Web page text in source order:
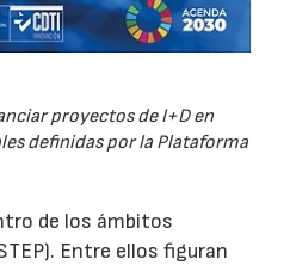
proyectos de I+D en
definidas por la Plataforma
de los ámbitos
Entre ellos figuran